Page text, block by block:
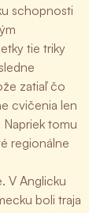
schopnosti
tie triky
zatiaľ čo
cvičenia len
Napriek tomu
regionálne
V Anglicku
boli traja